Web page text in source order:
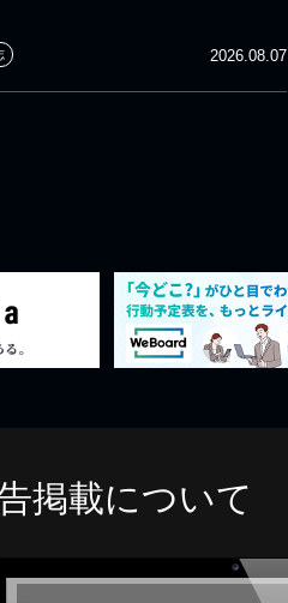
2026.08.07
掲載について